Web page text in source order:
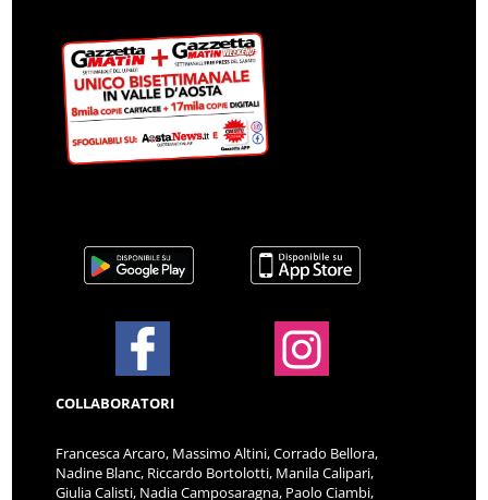
COLLABORATORI
Francesca Arcaro, Massimo Altini, Corrado Bellora,
Nadine Blanc, Riccardo Bortolotti, Manila Calipari,
Giulia Calisti, Nadia Camposaragna, Paolo Ciambi,